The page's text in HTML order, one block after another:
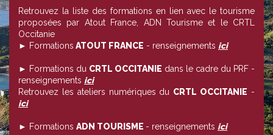
Retrouvez la liste des formations en lien avec le tourisme
proposées par Atout France, ADN Tourisme et le CRTL
Occitanie
► Formations ATOUT FRANCE - renseignements ici
► Formations du CRTL OCCITANIE dans le cadre du PRF -
renseignements ici
Retrouvez les ateliers numériques du CRTL OCCITANIE -
ici
► Formations ADN TOURISME - renseignements ici